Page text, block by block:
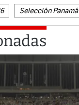
Selección Panamá